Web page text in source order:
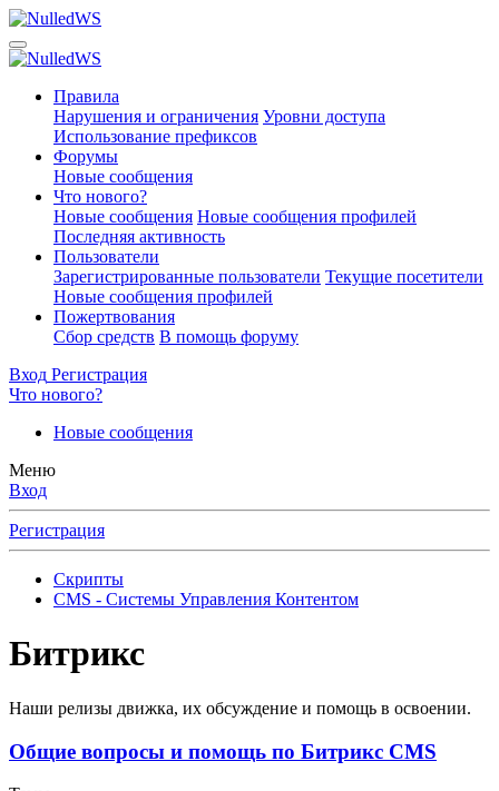
Правила
Нарушения и ограничения Уровни доступа
Использование префиксов
Форумы
Новые сообщения
Что нового?
Новые сообщения Новые сообщения профилей
Последняя активность
Пользователи
Зарегистрированные пользователи Текущие посетители
Новые сообщения профилей
Пожертвования
Сбор средств В помощь форуму
Вход Регистрация
Что нового?
Новые сообщения
Меню
Вход
Регистрация
Скрипты
CMS - Системы Управления Контентом
Битрикс
Наши релизы движка, их обсуждение и помощь в освоении.
Общие вопросы и помощь по Битрикс CMS